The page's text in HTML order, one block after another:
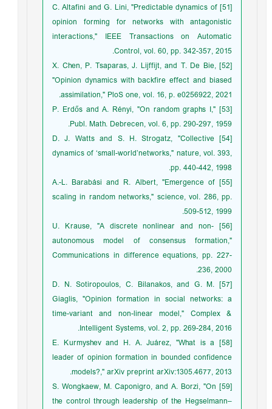
[51] C. Altafini and G. Lini, "Predictable dynamics of
opinion forming for networks with antagonistic
interactions," IEEE Transactions on Automatic
Control, vol. 60, pp. 342-357, 2015.
[52] X. Chen, P. Tsaparas, J. Lijffijt, and T. De Bie,
"Opinion dynamics with backfire effect and biased
assimilation," PloS one, vol. 16, p. e0256922, 2021.
[53] P. Erdős and A. Rényi, "On random graphs I,"
Publ. Math. Debrecen, vol. 6, pp. 290-297, 1959.
[54] D. J. Watts and S. H. Strogatz, "Collective
dynamics of ‘small-world’networks," nature, vol. 393,
pp. 440-442, 1998.
[55] A.-L. Barabási and R. Albert, "Emergence of
scaling in random networks," science, vol. 286, pp.
509-512, 1999.
[56] U. Krause, "A discrete nonlinear and non-
autonomous model of consensus formation,"
Communications in difference equations, pp. 227-
236, 2000.
[57] D. N. Sotiropoulos, C. Bilanakos, and G. M.
Giaglis, "Opinion formation in social networks: a
time-variant and non-linear model," Complex &
Intelligent Systems, vol. 2, pp. 269-284, 2016.
[58] E. Kurmyshev and H. A. Juárez, "What is a
leader of opinion formation in bounded confidence
models?," arXiv preprint arXiv:1305.4677, 2013.
[59] S. Wongkaew, M. Caponigro, and A. Borzi, "On
the control through leadership of the Hegselmann–